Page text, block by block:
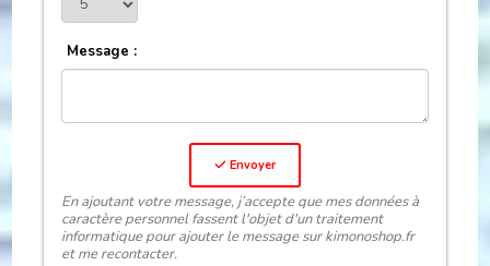
Message :
Envoyer
En ajoutant votre message, j’accepte que mes données à
caractère personnel fassent l'objet d'un traitement
informatique pour ajouter le message sur kimonoshop.fr
et me recontacter.